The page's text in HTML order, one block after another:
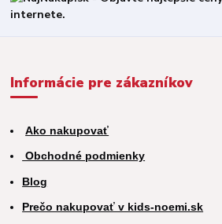
Informácie pre zákazníkov
Ako nakupovať
Obchodné podmienky
Blog
Prečo nakupovať v kids-noemi.sk